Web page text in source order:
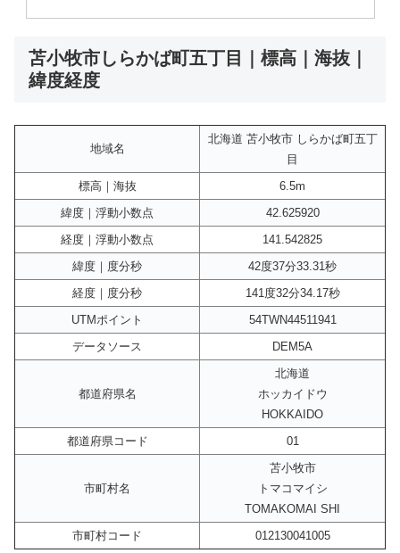
苫小牧市しらかば町五丁目｜標高｜海抜｜
緯度経度
地域名
北海道 苫小牧市 しらかば町五丁
目
標高｜海抜
6.5m
緯度｜浮動小数点
42.625920
経度｜浮動小数点
141.542825
緯度｜度分秒
42度37分33.31秒
経度｜度分秒
141度32分34.17秒
UTMポイント
54TWN44511941
データソース
DEM5A
都道府県名
北海道
ホッカイドウ
HOKKAIDO
都道府県コード
01
市町村名
苫小牧市
トマコマイシ
TOMAKOMAI SHI
市町村コード
012130041005